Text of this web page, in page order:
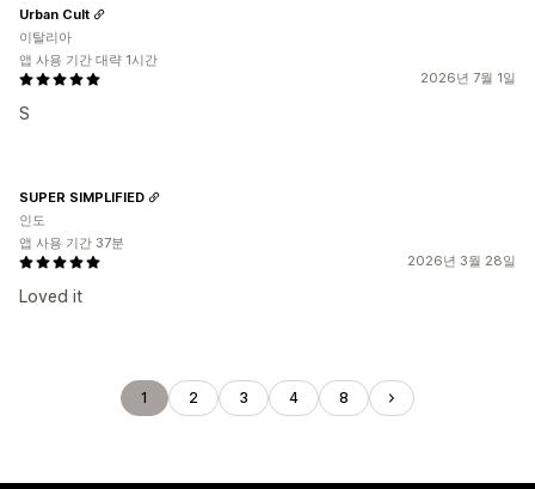
2026년 7월 1일
S
Urban Cult
이탈리아
앱 사용 기간 대략 1시간
2026년 3월 28일
Loved it
SUPER SIMPLIFIED
인도
앱 사용 기간 37분
1 2 3 4 8